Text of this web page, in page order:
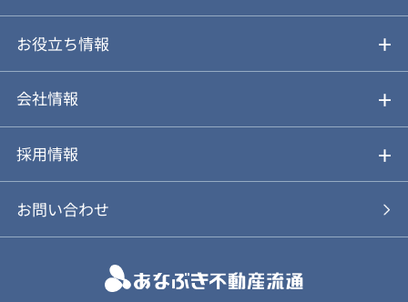
仲介と買取のメリット・デメリット
動画やパンフレットで見る
購入前も後も安心サポート
お気に入り
お役立ち情報
不動産Q&A
アルファジャーナル
会社情報
会社概要
スタッフ紹介
個人情報保護方針
採用情報
新卒採用について
キャリア採用について
お問い合わせ